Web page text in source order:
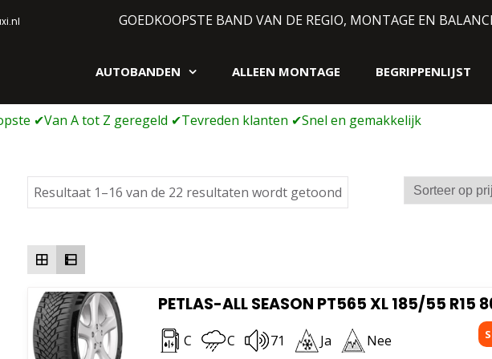
GOEDKOOPSTE BAND VAN DE REGIO, MONTAGE EN
AUTOBANDEN ALLEEN MONTAGE BEGRIPPENLIJST
Resultaat 1–16 van de 22 resultaten wordt getoond
op
PETLAS-ALL SEASON PT565 XL 185/55 R15
C C 71 Ja Nee